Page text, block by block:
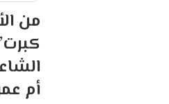
من
أم